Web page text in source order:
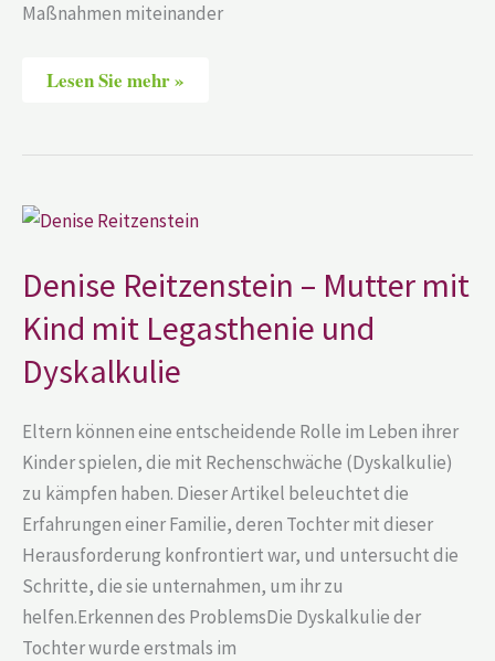
Maßnahmen miteinander
Lesen Sie mehr »
Denise Reitzenstein – Mutter mit
Kind mit Legasthenie und
Dyskalkulie
Eltern können eine entscheidende Rolle im Leben ihrer
Kinder spielen, die mit Rechenschwäche (Dyskalkulie)
zu kämpfen haben. Dieser Artikel beleuchtet die
Erfahrungen einer Familie, deren Tochter mit dieser
Herausforderung konfrontiert war, und untersucht die
Schritte, die sie unternahmen, um ihr zu
helfen.Erkennen des ProblemsDie Dyskalkulie der
Tochter wurde erstmals im
Denise
Reitzenstein
Mutter
mit
Kind
mit
Legasthenie
und
Dyskalkulie